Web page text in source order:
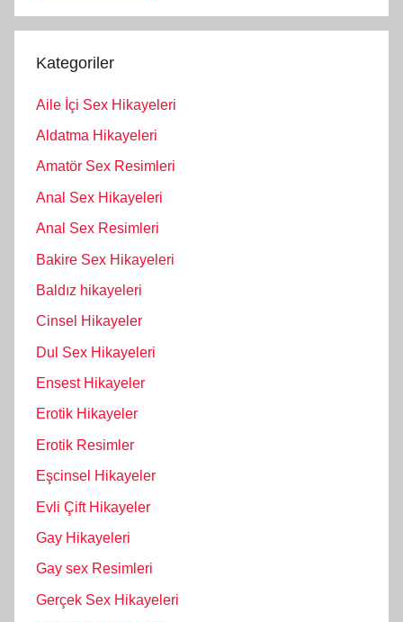
Kategoriler
Aile İçi Sex Hikayeleri
Aldatma Hikayeleri
Amatör Sex Resimleri
Anal Sex Hikayeleri
Anal Sex Resimleri
Bakire Sex Hikayeleri
Baldız hikayeleri
Cinsel Hikayeler
Dul Sex Hikayeleri
Ensest Hikayeler
Erotik Hikayeler
Erotik Resimler
Eşcinsel Hikayeler
Evli Çift Hikayeler
Gay Hikayeleri
Gay sex Resimleri
Gerçek Sex Hikayeleri